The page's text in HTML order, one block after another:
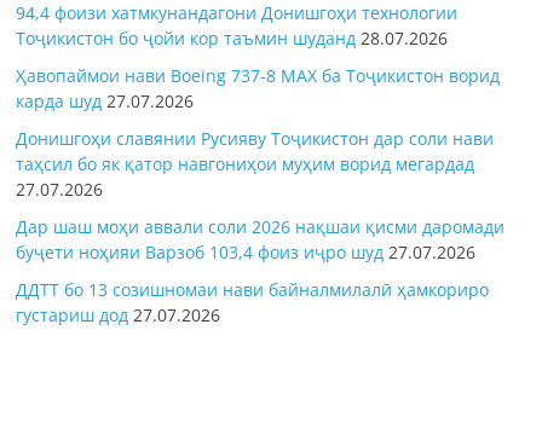
94,4 фоизи хатмкунандагони Донишгоҳи технологии
Тоҷикистон бо ҷойи кор таъмин шуданд 28.07.2026
Ҳавопаймои нави Boeing 737-8 MAX ба Тоҷикистон ворид
карда шуд 27.07.2026
Донишгоҳи славянии Русияву Тоҷикистон дар соли нави
таҳсил бо як қатор навгониҳои муҳим ворид мегардад
27.07.2026
Дар шаш моҳи аввали соли 2026 нақшаи қисми даромади
буҷети ноҳияи Варзоб 103,4 фоиз иҷро шуд 27.07.2026
ДДТТ бо 13 созишномаи нави байналмилалӣ ҳамкориро
густариш дод 27.07.2026